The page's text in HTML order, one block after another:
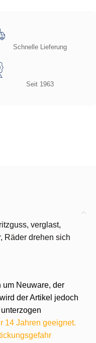
Schnelle Lieferung
Seit 1963
verglast,
Räder drehen sich
um Neuware, der
der Artikel jedoch
14 Jahren geeignet.